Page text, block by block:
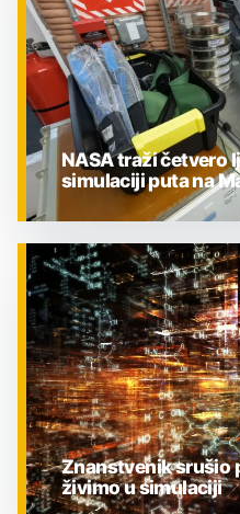
ZNANOST
NASA traži četvero
simulaciji puta na
Znanstvenik srušio
živimo u simulaciji